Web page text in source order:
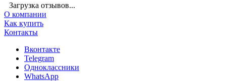
Загрузка отзывов...
О компании
Как купить
Контакты
Вконтакте
Telegram
Одноклассники
WhatsApp